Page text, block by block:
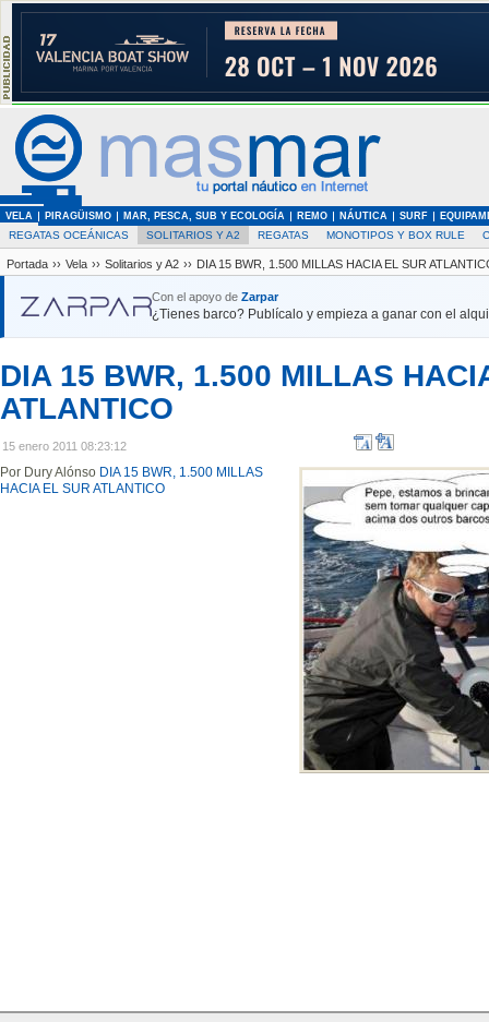
VELA PIRAGÜISMO MAR, PESCA, SUB Y ECOLOGÍA REMO NÁUTICA SURF
REGATAS OCEÁNICAS SOLITARIOS Y A2 REGATAS MONOTIPOS Y BOX RULE
Portada ›› Vela ›› Solitarios y A2 ›› DIA 15 BWR, 1.500 MILLAS HACIA EL SUR
Con el apoyo de Zarpar
¿Tienes barco? Publícalo y empieza a ganar con el
DIA 15 BWR, 1.500 MILLAS
ATLANTICO
15 enero 2011 08:23:12
Por Dury Alónso DIA 15 BWR, 1.500 MILLAS
HACIA EL SUR ATLANTICO